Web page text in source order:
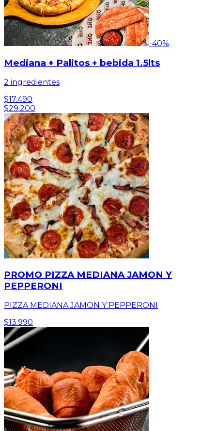
-40%
Mediana + Palitos + bebida 1.5lts
2 ingredientes
$17.490
$29.200
PROMO PIZZA MEDIANA JAMON Y
PEPPERONI
PIZZA MEDIANA JAMON Y PEPPERONI
$13.990